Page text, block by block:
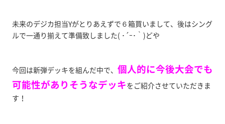
未来のデジカ担当Yがとりあえずで６箱買いまして、後はシング
ルで一通り揃えて準備致しました( ･´ｰ･｀)どや
今回は新弾デッキを組んだ中で、 個人的に今後大会でも
可能性がありそうなデッキをご紹介させていただきま
す！